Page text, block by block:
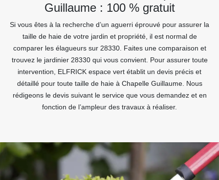
Guillaume : 100 % gratuit
Si vous êtes à la recherche d’un aguerri éprouvé pour assurer la
taille de haie de votre jardin et propriété, il est normal de
comparer les élagueurs sur 28330. Faites une comparaison et
trouvez le jardinier 28330 qui vous convient. Pour assurer toute
intervention, ELFRICK espace vert établit un devis précis et
détaillé pour toute taille de haie à Chapelle Guillaume. Nous
rédigeons le devis suivant le service que vous demandez et en
fonction de l’ampleur des travaux à réaliser.